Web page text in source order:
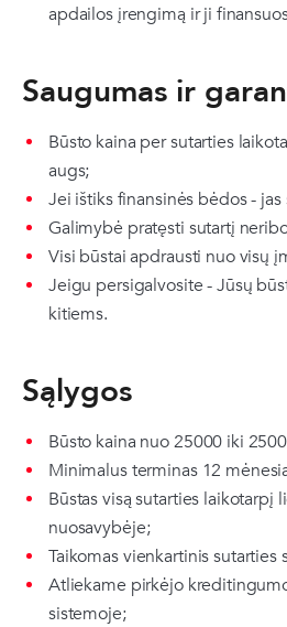
apdailos įrengimą ir ji
Saugumas ir
Būsto kaina per sutarties
augs;
Jei ištiks finansinės bėdos -
Galimybė pratęsti sutartį
Visi būstai apdrausti nuo visų
Jeigu persigalvosite - Jūsų
kitiems.
Sąlygos
Būsto kaina nuo 25000 iki
Minimalus terminas 12
Būstas visą sutarties laikotarpį
nuosavybėje;
Taikomas vienkartinis sutarties
Atliekame pirkėjo
sistemoje;